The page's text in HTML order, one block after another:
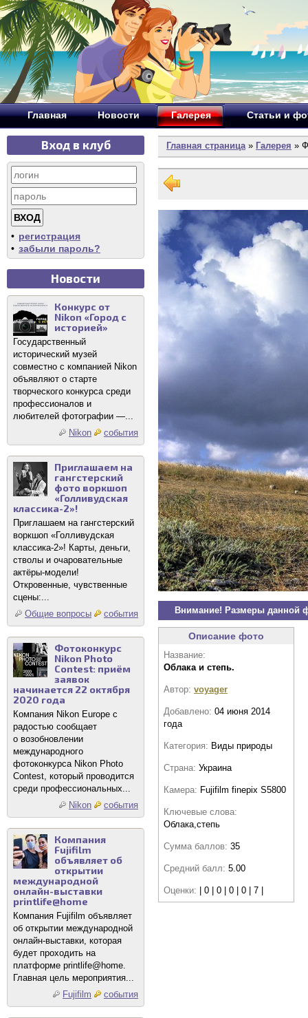
Главная Новости Галерея Статьи и
Вход в клуб
• регистрация
• забыли пароль?
Новости
Конкурс от
Nikon «Город с
историей»
Государственный
исторический музей
совместно с компанией Nikon
объявляют о старте
творческого конкурса среди
профессионалов и
любителей фотографии —...
Nikon
события
Приглашаем на
гангстерский
фото воркшоп
«Голливудская
классика-2»!
Приглашаем на гангстерский
воркшоп «Голливудская
классика-2»! Карты, деньги,
стволы и очаровательные
актёры-модели!
Откровенные, чувственные
сцены:...
Общие вопросы
события
Фотоконкурс
Nikon Photo
Contest: приём
заявок
начинается 22 октября
2020 года
Компания Nikon Europe с
радостью сообщает
о возобновлении
международного
фотоконкурса Nikon Photo
Contest, который проводится
среди профессиональных...
Nikon
события
Компания
Fujifilm
объявляет об
открытии
международной
онлайн-выставки
printlife@home
Компания Fujifilm объявляет
об открытии международной
онлайн-выставки, которая
будет проходить на
платформе printlife@home.
Главная цель мероприятия...
Fujifilm
события
Главная страница» Галерея »
Внимание! Размеры данной
Описание фото
Название:
Облака и степь.
Автор: voyager
Добавлено: 04 июня 2014
года
Категория: Виды природы
Страна: Украина
Камера: Fujifilm finepix S5800
Ключевые слова:
Облака,степь
Сумма баллов: 35
Средний балл: 5.00
Оценки: | 0 | 0 | 0 | 0 | 7 |